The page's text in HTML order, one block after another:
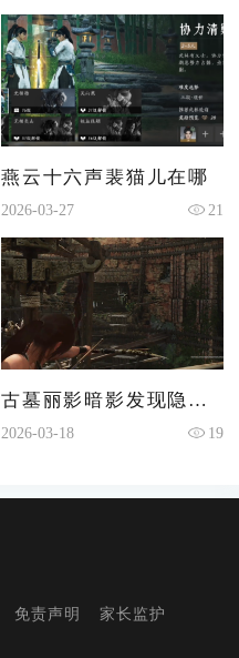
燕云十六声裴猫儿在哪
2026-03-27 21
古墓丽影暗影发现隐秘之城怎么进
2026-03-18 19
免责声明
家长监护